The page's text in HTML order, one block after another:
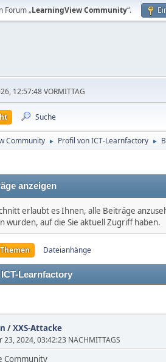
Forum „LearningView Community“.
12:57:48 VORMITTAG
Suche
Community ► Profil von ICT-Learnfactory ►
anzeigen
erlaubt es Ihnen, alle Beiträge
wurden, auf die Sie aktuell Zugriff haben.
Themen Dateianhänge
Learnfactory
/XXS-Attacke
23, 2024, 03:42:23 NACHMITTAGS
Community